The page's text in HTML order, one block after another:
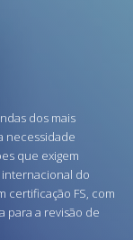
dos mais
necessidade
que exigem
do
certificação FS, com
para a revisão de